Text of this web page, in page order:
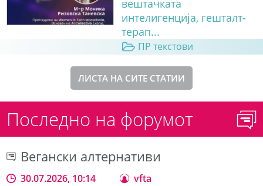
вештачката
интелигенција, гешталт-
терап...
ПР текстови
ЛИСТА НА СИТЕ СТАТИИ
Последно на форумот
Вегански алтернативи
30.07.2026, 10:14 vfta